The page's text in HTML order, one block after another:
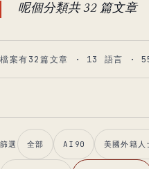
呢個分類共 32 篇文章
檔案有32篇文章 · 13 語言 ·
篩選 全部 AI 90 美國外籍人